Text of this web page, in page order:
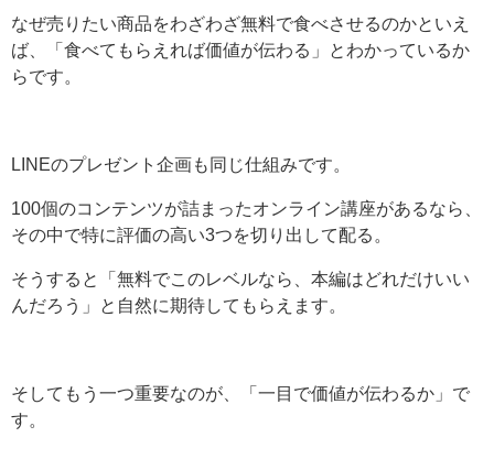
なぜ売りたい商品をわざわざ無料で食べさせるのかといえ
ば、「食べてもらえれば価値が伝わる」とわかっているか
らです。
LINEのプレゼント企画も同じ仕組みです。
100個のコンテンツが詰まったオンライン講座があるなら、
その中で特に評価の高い3つを切り出して配る。
そうすると「無料でこのレベルなら、本編はどれだけいい
んだろう」と自然に期待してもらえます。
そしてもう一つ重要なのが、「一目で価値が伝わるか」で
す。